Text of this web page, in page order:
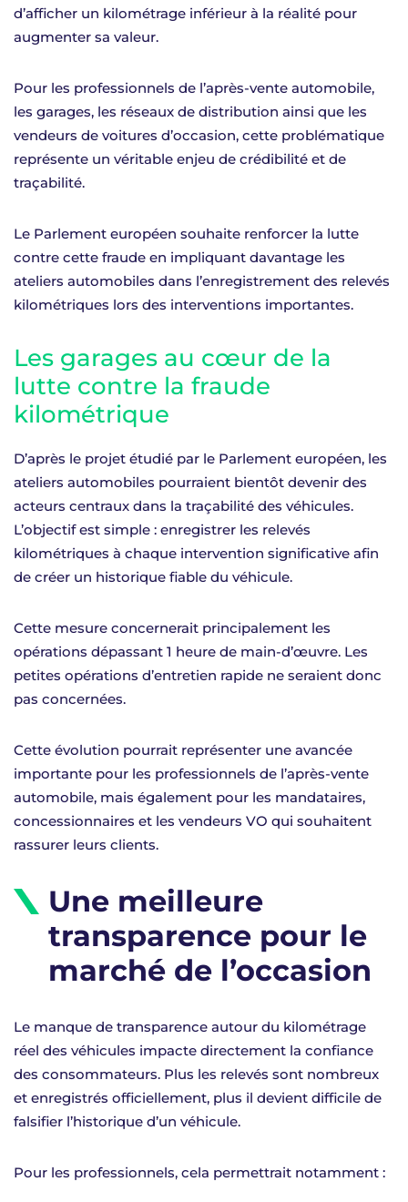
d’afficher un kilométrage inférieur à la réalité pour
augmenter sa valeur.
Pour les professionnels de l’après-vente automobile,
les garages, les réseaux de distribution ainsi que les
vendeurs de voitures d’occasion, cette problématique
représente un véritable enjeu de crédibilité et de
traçabilité.
Le Parlement européen souhaite renforcer la lutte
contre cette fraude en impliquant davantage les
ateliers automobiles dans l’enregistrement des relevés
kilométriques lors des interventions importantes.
Les garages au cœur de la
lutte contre la fraude
kilométrique
D’après le projet étudié par le Parlement européen, les
ateliers automobiles pourraient bientôt devenir des
acteurs centraux dans la traçabilité des véhicules.
L’objectif est simple : enregistrer les relevés
kilométriques à chaque intervention significative afin
de créer un historique fiable du véhicule.
Cette mesure concernerait principalement les
opérations dépassant 1 heure de main-d’œuvre. Les
petites opérations d’entretien rapide ne seraient donc
pas concernées.
Cette évolution pourrait représenter une avancée
importante pour les professionnels de l’après-vente
automobile, mais également pour les mandataires,
concessionnaires et les vendeurs VO qui souhaitent
rassurer leurs clients.
Une meilleure
transparence pour le
marché de l’occasion
Le manque de transparence autour du kilométrage
réel des véhicules impacte directement la confiance
des consommateurs. Plus les relevés sont nombreux
et enregistrés officiellement, plus il devient difficile de
falsifier l’historique d’un véhicule.
Pour les professionnels, cela permettrait notamment :